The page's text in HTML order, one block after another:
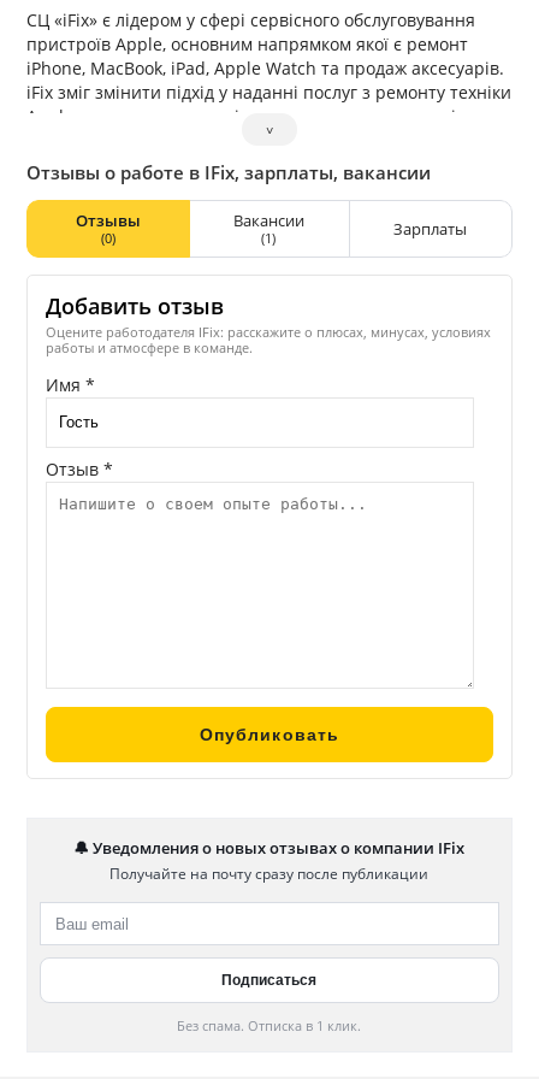
СЦ «iFix» є лідером у сфері сервісного обслуговування
пристроїв Apple, основним напрямком якої є ремонт
iPhone, MacBook, iPad, Apple Watch та продаж аксесуарів.
iFix зміг змінити підхід у наданні послуг з ремонту техніки
Apple, пропонуючи терміни виконання менше, а рівень
обслуговування вищий ніж у будь-якій компанії на
даному ринку. Все це стало можливим завдяки
колективній роботі кращих майстрів та успішній
організації багатопланового робочого процесу. Тим не
менш, ми не зупиняємося на досягнутому, і для
подальшого розвитку в наш колектив потрібні
відповідальні співробітники, які бажають працювати в
дружньому колективі, бажають навчатися і розвиватися,
які хочуть рости і краще разом з нами.
˅
Отзывы о работе в IFix, зарплаты, вакансии
Отзывы
(0)
Вакансии
(1) Зарплаты
Добавить отзыв
Оцените работодателя IFix: расскажите о плюсах, минусах, условиях
работы и атмосфере в команде.
Имя *
Отзыв *
🔔 Уведомления о новых отзывах о компании IFix
Получайте на почту сразу после публикации
Без спама. Отписка в 1 клик.